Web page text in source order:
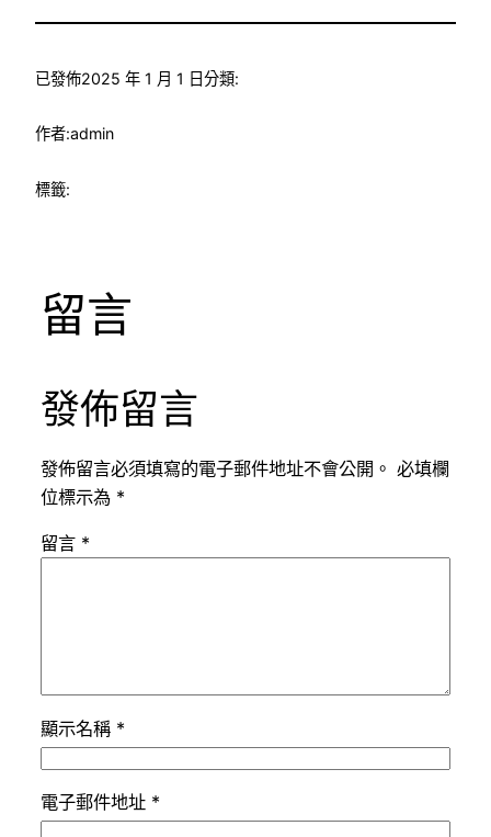
已發佈2025 年 1 月 1 日分類:
作者:admin
標籤:
留言
發佈留言
發佈留言必須填寫的電子郵件地址不會公開。 必填欄
位標示為 *
留言 *
顯示名稱 *
電子郵件地址 *